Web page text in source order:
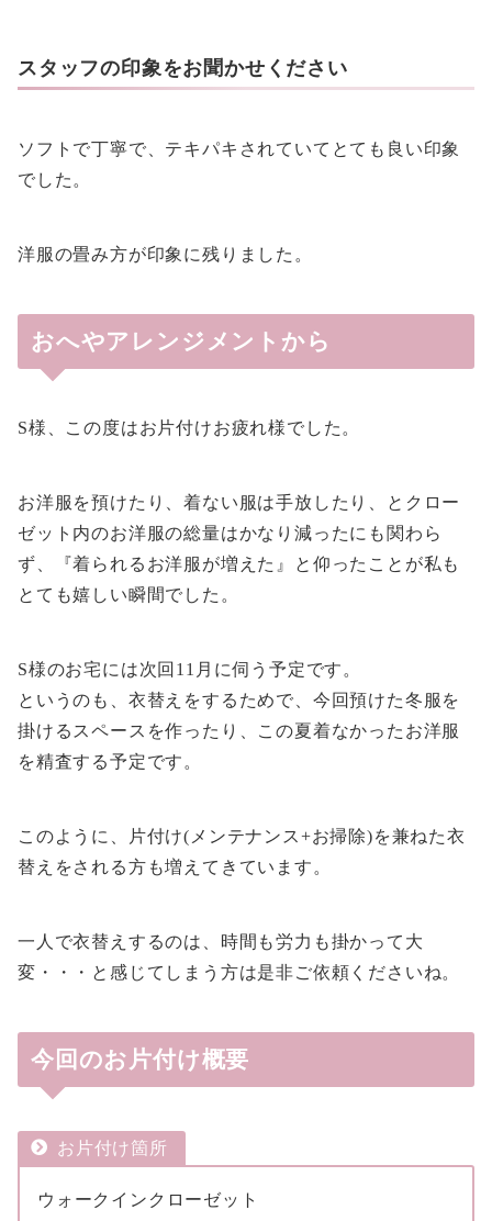
スタッフの印象をお聞かせください
ソフトで丁寧で、テキパキされていてとても良い印象
でした。
洋服の畳み方が印象に残りました。
おへやアレンジメントから
S様、この度はお片付けお疲れ様でした。
お洋服を預けたり、着ない服は手放したり、とクロー
ゼット内のお洋服の総量はかなり減ったにも関わら
ず、『着られるお洋服が増えた』と仰ったことが私も
とても嬉しい瞬間でした。
S様のお宅には次回11月に伺う予定です。
というのも、衣替えをするためで、今回預けた冬服を
掛けるスペースを作ったり、この夏着なかったお洋服
を精査する予定です。
このように、片付け(メンテナンス+お掃除)を兼ねた衣
替えをされる方も増えてきています。
一人で衣替えするのは、時間も労力も掛かって大
変・・・と感じてしまう方は是非ご依頼くださいね。
今回のお片付け概要
お片付け箇所
ウォークインクローゼット